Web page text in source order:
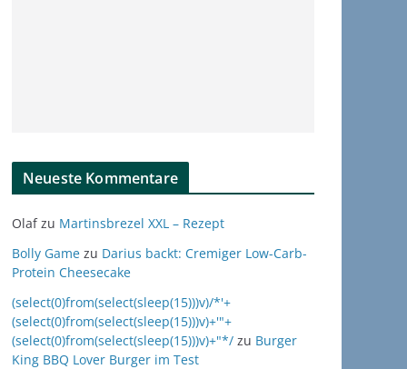
Neueste Kommentare
Olafzu Martinsbrezel XXL – Rezept
Bolly Game zu Darius backt: Cremiger Low-Carb-
Protein Cheesecake
(select(0)from(select(sleep(15)))v)/*'+
(select(0)from(select(sleep(15)))v)+'"+
(select(0)from(select(sleep(15)))v)+"*/ zu Burger
King BBQ Lover Burger im Test